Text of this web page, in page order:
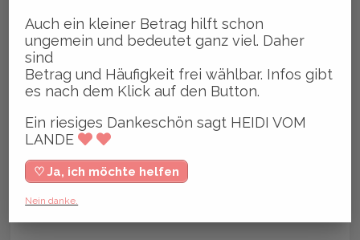
Auch ein kleiner Betrag hilft schon
ungemein und bedeutet ganz viel. Daher
sind
Betrag und Häufigkeit frei wählbar. Infos gibt
es nach dem Klick auf den Button.
Ein riesiges Dankeschön sagt HEIDI VOM
LANDE
♡ Ja, ich möchte helfen
Nein danke.